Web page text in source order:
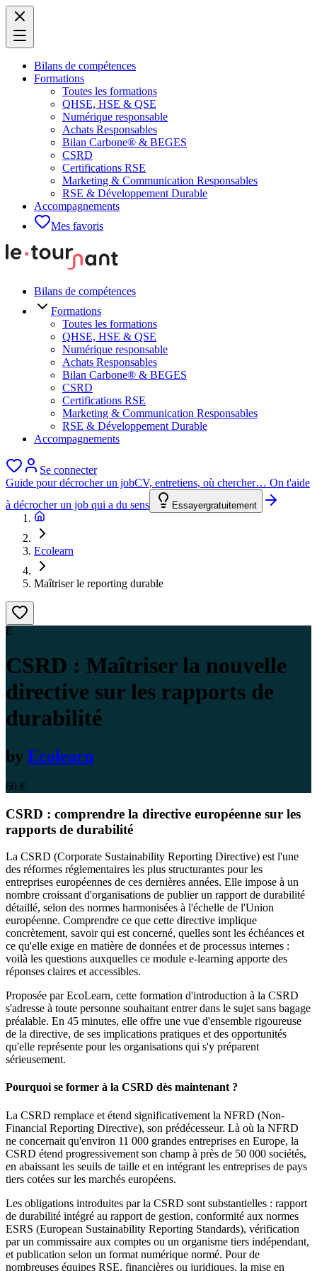
Bilans de compétences
Formations
Toutes les formations
QHSE, HSE & QSE
Numérique responsable
Achats Responsables
Bilan Carbone® & BEGES
CSRD
Certifications RSE
Marketing & Communication Responsables
RSE & Développement Durable
Accompagnements
Mes favoris
Bilans de compétences
Formations
Toutes les formations
QHSE, HSE & QSE
Numérique responsable
Achats Responsables
Bilan Carbone® & BEGES
CSRD
Certifications RSE
Marketing & Communication Responsables
RSE & Développement Durable
Accompagnements
Se connecter
Guide pour décrocher un jobCV, entretiens, où chercher… On t'aide
à décrocher un job qui a du sens
Essayergratuitement
Ecolearn
Maîtriser le reporting durable
E
CSRD : Maîtriser la nouvelle
directive sur les rapports de
durabilité
by Ecolearn
60 €
CSRD : comprendre la directive européenne sur les
rapports de durabilité
La CSRD (Corporate Sustainability Reporting Directive) est l'une
des réformes réglementaires les plus structurantes pour les
entreprises européennes de ces dernières années. Elle impose à un
nombre croissant d'organisations de publier un rapport de durabilité
détaillé, selon des normes harmonisées à l'échelle de l'Union
européenne. Comprendre ce que cette directive implique
concrètement, savoir qui est concerné, quelles sont les échéances et
ce qu'elle exige en matière de données et de processus internes :
voilà les questions auxquelles ce module e-learning apporte des
réponses claires et accessibles.
Proposée par EcoLearn, cette formation d'introduction à la CSRD
s'adresse à toute personne souhaitant entrer dans le sujet sans bagage
préalable. En 45 minutes, elle offre une vue d'ensemble rigoureuse
de la directive, de ses implications pratiques et des opportunités
qu'elle représente pour les organisations qui s'y préparent
sérieusement.
Pourquoi se former à la CSRD dès maintenant ?
La CSRD remplace et étend significativement la NFRD (Non-
Financial Reporting Directive), son prédécesseur. Là où la NFRD
ne concernait qu'environ 11 000 grandes entreprises en Europe, la
CSRD étend progressivement son champ à près de 50 000 sociétés,
en abaissant les seuils de taille et en intégrant les entreprises de pays
tiers cotées sur les marchés européens.
Les obligations introduites par la CSRD sont substantielles : rapport
de durabilité intégré au rapport de gestion, conformité aux normes
ESRS (European Sustainability Reporting Standards), vérification
par un commissaire aux comptes ou un organisme tiers indépendant,
et publication selon un format numérique normé. Pour de
nombreuses équipes RSE, financières ou juridiques, la mise en